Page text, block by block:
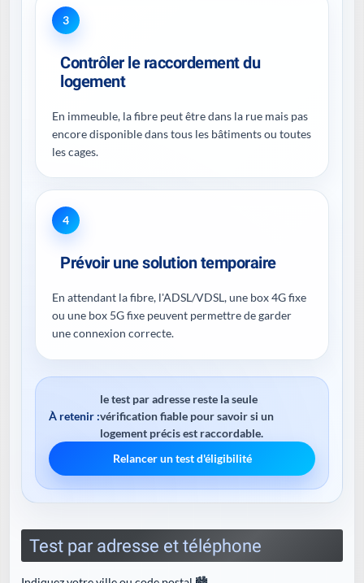
3
Contrôler le raccordement du
logement
En immeuble, la fibre peut être dans la rue mais pas
encore disponible dans tous les bâtiments ou toutes
les cages.
4
Prévoir une solution temporaire
En attendant la fibre, l'ADSL/VDSL, une box 4G fixe
ou une box 5G fixe peuvent permettre de garder
une connexion correcte.
À retenir :
le test par adresse reste la seule
vérification fiable pour savoir si un
logement précis est raccordable.
Relancer un test d'éligibilité
Test par adresse et téléphone